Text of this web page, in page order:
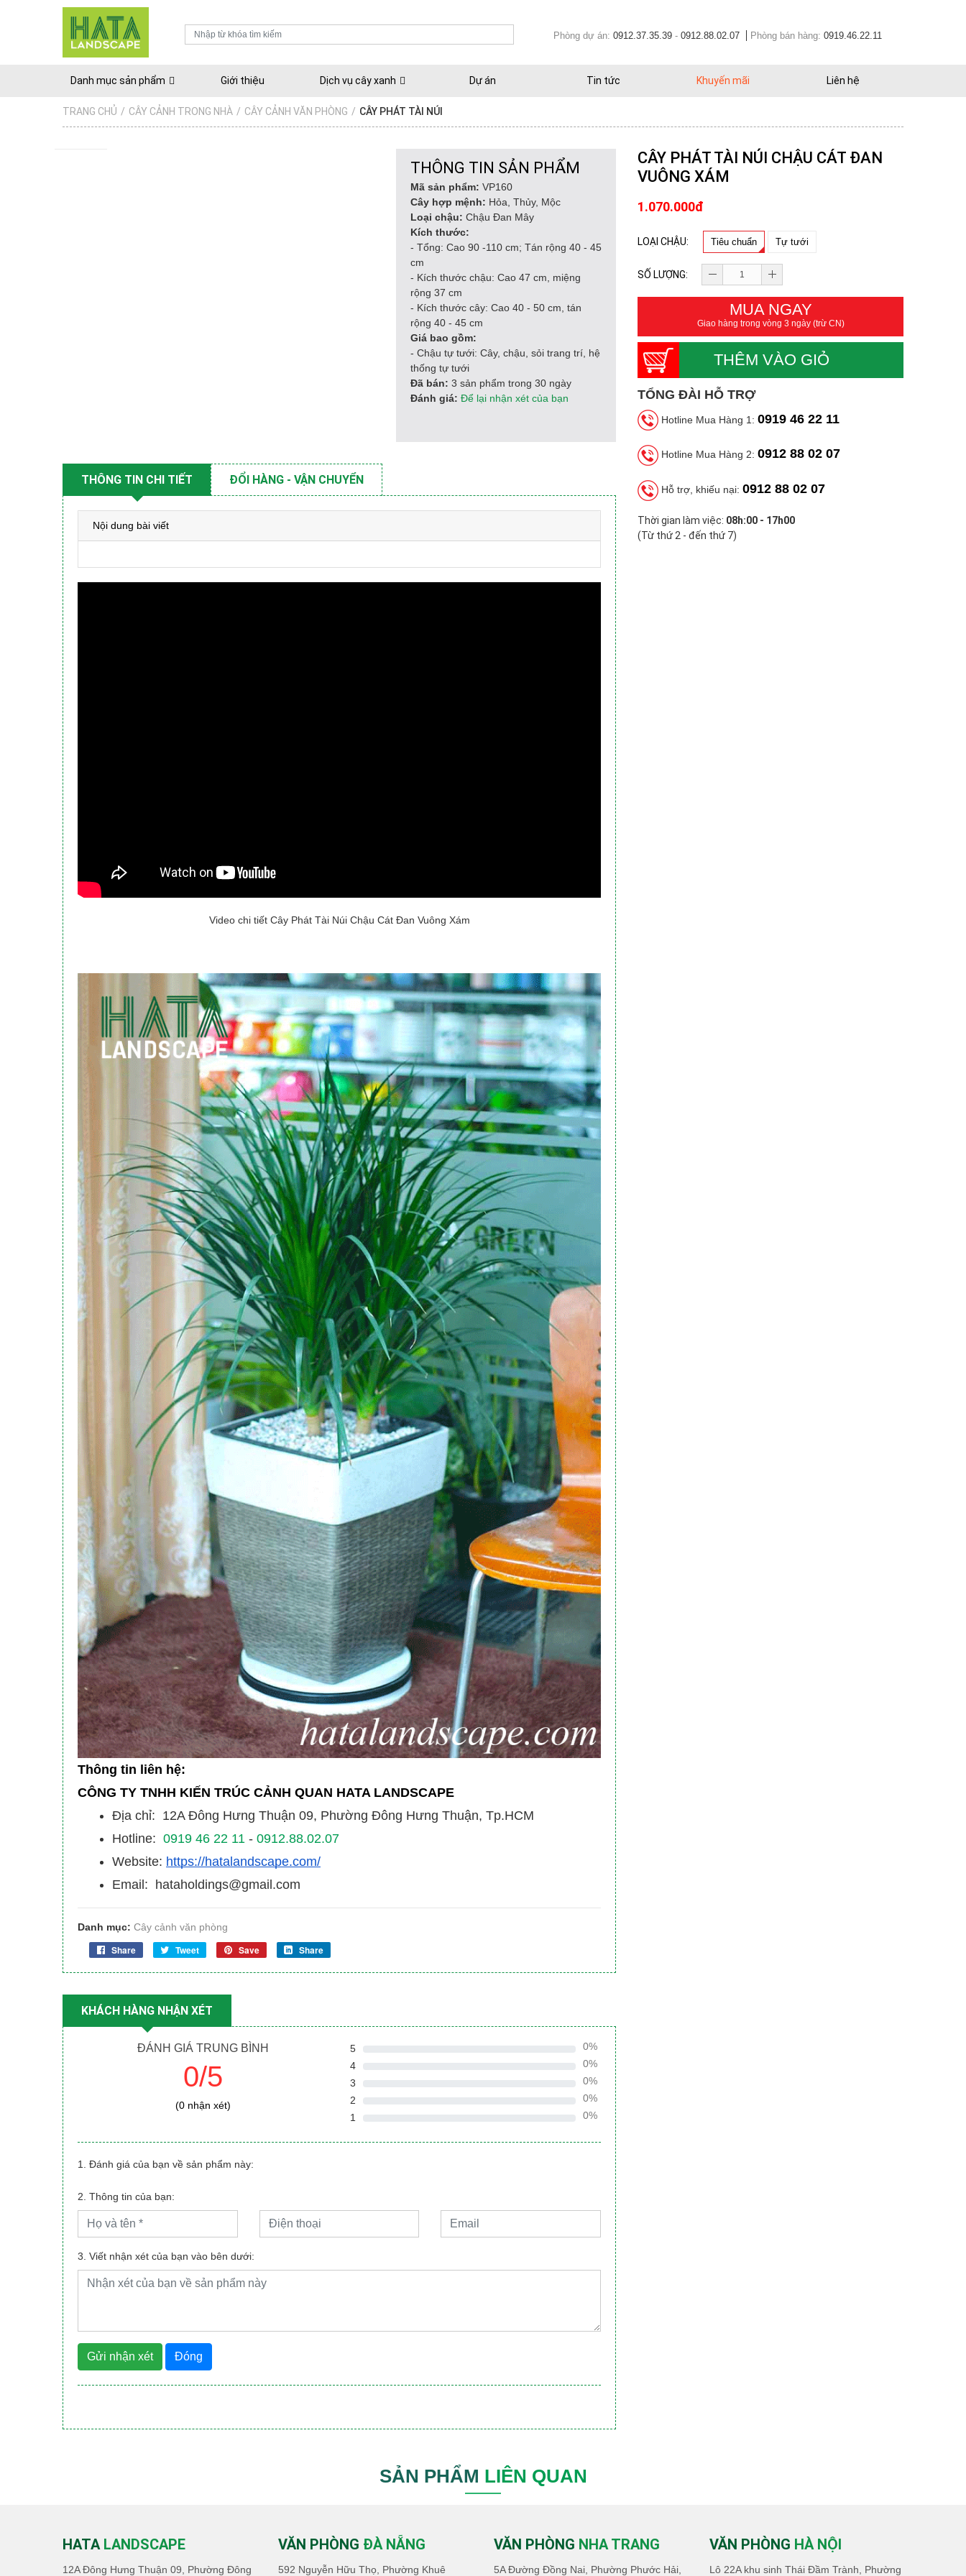
Phòng dự án: 0912.37.35.39 - 0912.88.02.07 Phòng bán hàng: 0919.46.22.11
Danh mục sản phẩm Giới thiệu Dịch vụ cây xanh Dự án Tin tức Khuyến mãi Liên hệ
TRANG CHỦ / CÂY CẢNH TRONG NHÀ / CÂY CẢNH VĂN PHÒNG / CÂY PHÁT TÀI NÚI
THÔNG TIN SẢN PHẨM
Mã sản phẩm: VP160
Cây hợp mệnh: Hỏa, Thủy, Mộc
Loại chậu: Chậu Đan Mây
Kích thước:
- Tổng: Cao 90 -110 cm; Tán rộng 40 - 45
cm
- Kích thước chậu: Cao 47 cm, miệng
rộng 37 cm
- Kích thước cây: Cao 40 - 50 cm, tán
rộng 40 - 45 cm
Giá bao gồm:
- Chậu tự tưới: Cây, chậu, sỏi trang trí, hệ
thống tự tưới
Đã bán: 3 sản phẩm trong 30 ngày
Đánh giá: Để lại nhận xét của bạn
CÂY PHÁT TÀI NÚI CHẬU CÁT ĐAN
VUÔNG XÁM
1.070.000đ
LOẠI CHẬU: Tiêu chuẩn Tự tưới
SỐ LƯỢNG:
MUA NGAY
Giao hàng trong vòng 3 ngày (trừ CN)
THÊM VÀO GIỎ
TỔNG ĐÀI HỖ TRỢ
Hotline Mua Hàng 1: 0919 46 22 11
Hotline Mua Hàng 2: 0912 88 02 07
Hỗ trợ, khiếu nại: 0912 88 02 07
Thời gian làm việc: 08h:00 - 17h00
(Từ thứ 2 - đến thứ 7)
THÔNG TIN CHI TIẾT ĐỔI HÀNG - VẬN CHUYỂN
Nội dung bài viết
Video chi tiết Cây Phát Tài Núi Chậu Cát Đan Vuông Xám
Thông tin liên hệ:
CÔNG TY TNHH KIẾN TRÚC CẢNH QUAN HATA LANDSCAPE
Địa chỉ: 12A Đông Hưng Thuận 09, Phường Đông Hưng Thuận, Tp.HCM
Hotline: 0919 46 22 11 - 0912.88.02.07
Website: https://hatalandscape.com/
Email: hataholdings@gmail.com
Danh mục: Cây cảnh văn phòng
Share Tweet Save Share
KHÁCH HÀNG NHẬN XÉT
ĐÁNH GIÁ TRUNG BÌNH
0/5
(0 nhận xét)
5
0%
4
0%
3
0%
2
0%
1
0%
1. Đánh giá của bạn về sản phẩm này:
2. Thông tin của bạn:
3. Viết nhận xét của bạn vào bên dưới:
Gửi nhận xét Đóng
SẢN PHẨM LIÊN QUAN
HATA LANDSCAPE
12A Đông Hưng Thuận 09, Phường Đông
VĂN PHÒNG ĐÀ NẴNG
592 Nguyễn Hữu Thọ, Phường Khuê
VĂN PHÒNG NHA TRANG
5A Đường Đồng Nai, Phường Phước Hải,
VĂN PHÒNG HÀ NỘI
Lô 22A khu sinh Thái Đầm Trành, Phường